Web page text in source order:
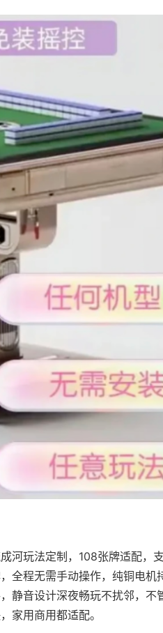
河玩法定制，108张牌适配，
全程无需手动操作，纯铜电机
静音设计深夜畅玩不扰邻，不
家用商用都适配。